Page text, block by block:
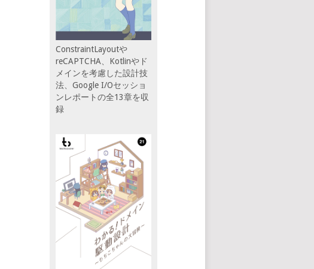
ConstraintLayoutや
reCAPTCHA、Kotlinやド
メインを考慮した設計技
法、Google I/Oセッショ
ンレポートの全13章を収
録